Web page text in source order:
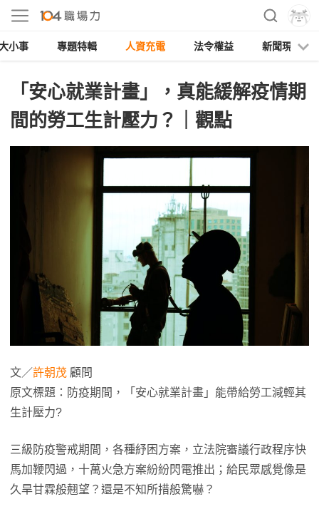
小事 專題特輯 人資充電 法令權益 新聞現場
「安心就業計畫」，真能緩解疫情期
間的勞工生計壓力？｜觀點
文／許朝茂 顧問
原文標題：防疫期間，「安心就業計畫」能帶給勞工減輕其
生計壓力?
三級防疫警戒期間，各種紓困方案，立法院審議行政程序快
馬加鞭閃過，十萬火急方案紛紛閃電推出；給民眾感覺像是
久旱甘霖般翹望？還是不知所措般驚嚇？